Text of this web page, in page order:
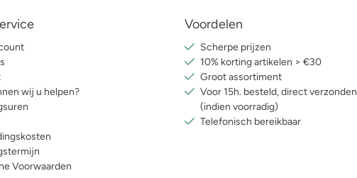
wij u helpen?
Voorwaarden
Voordelen
Scherpe prijzen
10% korting artikelen > €30
Groot assortiment
Voor 15h. besteld, direct verzonden
(indien voorradig)
Telefonisch bereikbaar